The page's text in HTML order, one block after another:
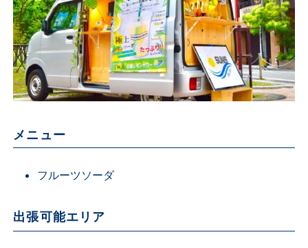
メニュー
フルーツソーダ
出張可能エリア